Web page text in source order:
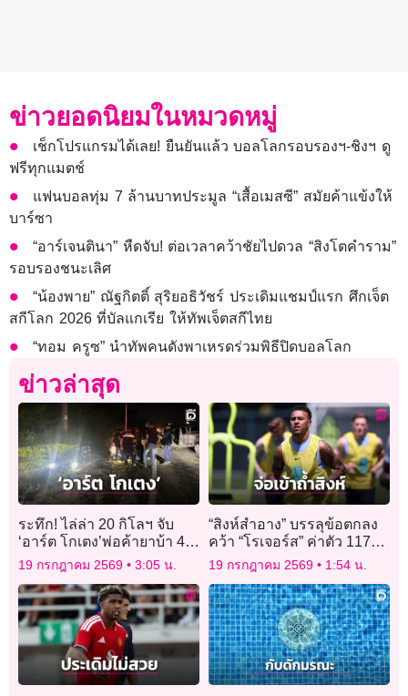
ข่าวยอดนิยมในหมวดหมู่
เช็กโปรแกรมได้เลย! ยืนยันแล้ว บอลโลกรอบรองฯ-ชิงฯ ดู
ฟรีทุกแมตช์
แฟนบอลทุ่ม 7 ล้านบาทประมูล “เสื้อเมสซี” สมัยค้าแข้งให้
บาร์ซา
“อาร์เจนตินา” หืดจับ! ต่อเวลาคว้าชัยไปดวล “สิงโตคำราม”
รอบรองชนะเลิศ
“น้องพาย” ณัฐกิตติ์ สุริยอธิวัชร์ ประเดิมแชมป์แรก ศึกเจ็ต
สกีโลก 2026 ที่บัลแกเรีย ให้ทัพเจ็ตสกีไทย
“ทอม ครูซ” นำทัพคนดังพาเหรดร่วมพิธีปิดบอลโลก
ข่าวล่าสุด
ระทึก! ไล่ล่า 20 กิโลฯ จับ
‘อาร์ต โกเตง’พ่อค้ายาบ้า 4
หมายจับ ค่าหัว 3 แสน
19 กรกฎาคม 2569 3:05 น.
“สิงห์สำอาง” บรรลุข้อตกลง
คว้า “โรเจอร์ส” ค่าตัว 117
ล้านปอนด์
19 กรกฎาคม 2569 1:54 น.